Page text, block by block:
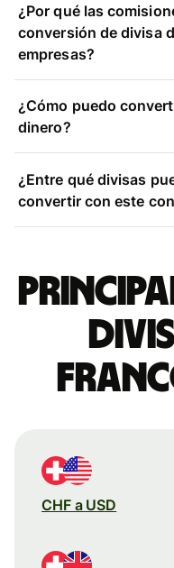
¿Por qué las
conversión de divisa
empresas?
¿Cómo puedo
dinero?
¿Entre qué divisas
convertir con este
CHF a USD